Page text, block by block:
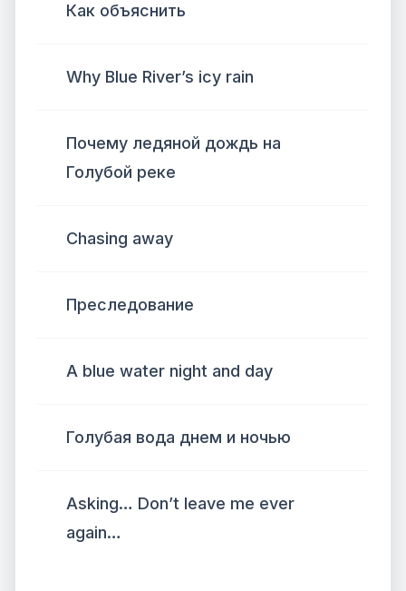
Как объяснить
Why Blue River’s icy rain
Почему ледяной дождь на
Голубой реке
Chasing away
Преследование
A blue water night and day
Голубая вода днем ​​и ночью
Asking… Don’t leave me ever
again…